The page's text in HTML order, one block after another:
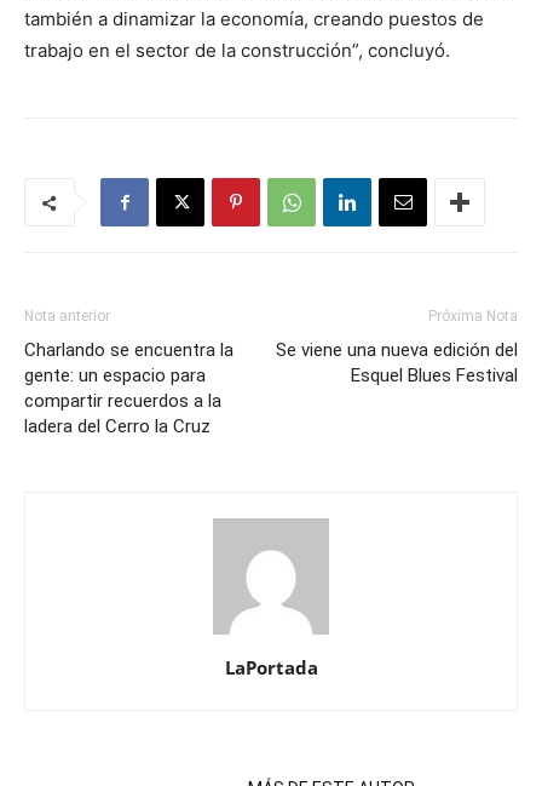
también a dinamizar la economía, creando puestos de
trabajo en el sector de la construcción”, concluyó.
Nota anterior
Charlando se encuentra la
gente: un espacio para
compartir recuerdos a la
ladera del Cerro la Cruz
Próxima Nota
Se viene una nueva edición del
Esquel Blues Festival
LaPortada